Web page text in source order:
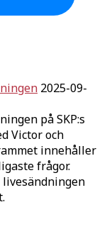
2025-09-
på SKP:s
Victor och
innehåller
frågor.